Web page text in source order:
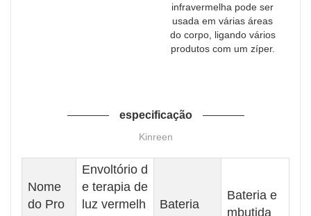
infravermelha pode ser
usada em várias áreas
do corpo, ligando vários
produtos com um zíper.
especificação
Kinreen
Nome
do Pro
Envoltório d
e terapia de
luz vermelh
Bateria
Bateria e
mbutida